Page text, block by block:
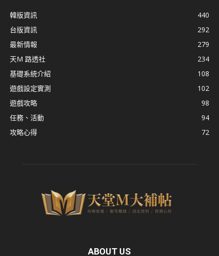
韓版資訊
440
台版資訊
292
最新情報
279
天M 路透社
234
基礎系統介紹
108
遊戲設定實測
102
遊戲攻略
98
任務、活動
94
攻略心得
72
ABOUT US